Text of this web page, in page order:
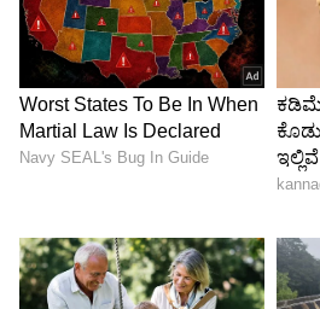
ತಲ್ಲಣ ಸೃಷ್ಟಿಯಾಗಿದೆ. ಹೆಚ್ಚಿನ ತನಿಖೆ